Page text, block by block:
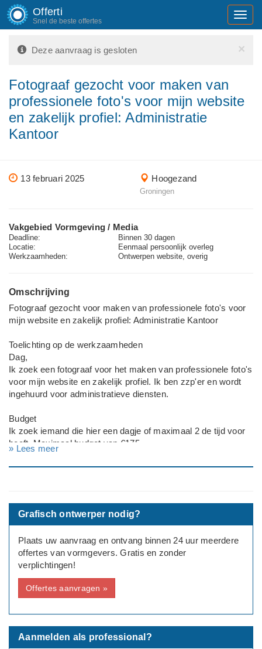
Offerti
Snel de beste offertes
×
Deze aanvraag is gesloten
Fotograaf gezocht voor maken van
professionele foto's voor mijn website
en zakelijk profiel: Administratie
Kantoor
13 februari 2025 Hoogezand
Groningen
Vakgebied Vormgeving / Media
Deadline:
Binnen 30 dagen
Locatie:
Eenmaal persoonlijk overleg
Werkzaamheden:
Ontwerpen website, overig
Omschrijving
Fotograaf gezocht voor maken van professionele foto's voor
mijn website en zakelijk profiel: Administratie Kantoor
Toelichting op de werkzaamheden
Dag,
Ik zoek een fotograaf voor het maken van professionele foto's
voor mijn website en zakelijk profiel. Ik ben zzp'er en wordt
ingehuurd voor administratieve diensten.
Budget
Ik zoek iemand die hier een dagje of maximaal 2 de tijd voor
heeft. Maximaal budget van €175.
Offertes
Deadline
Graag zo spoedig mogelijk
Bedrijf
Administratie Kantoor
» Lees meer
Grafisch ontwerper nodig?
Plaats uw aanvraag en ontvang binnen 24 uur meerdere
offertes van vormgevers. Gratis en zonder
verplichtingen!
Offertes aanvragen »
Aanmelden als professional?